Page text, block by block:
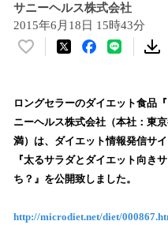
サニーヘルス株式会社
2015年6月18日 15時43分
い
！
数
を
読
込
中
ロングセラーのダイエット食品
ニーヘルス株式会社（本社：東
満）は、ダイエット情報発信サ
『太るサラダとダイエット向
ち？』を公開致しました。
http://microdiet.net/diet/